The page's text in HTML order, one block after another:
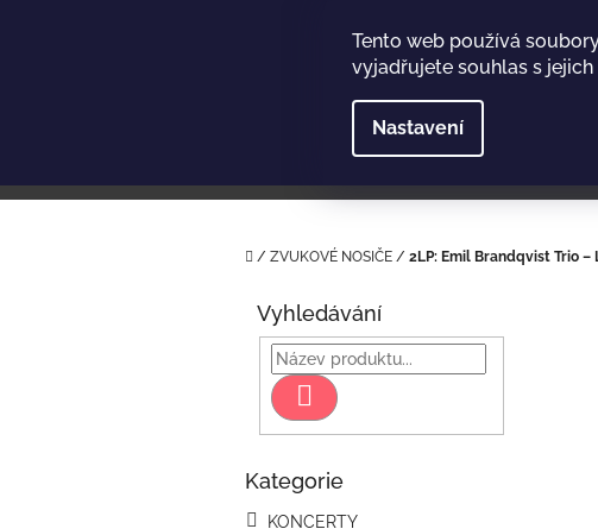
Tento web používá
vyjadřujete souhlas s
Nastavení
Domů
/ ZVUKOVÉ NOSIČE / 2LP: Emil Brandqvist Trio –
Vyhledávání
Hledat
Přeskočit
Kategorie
KONCERTY